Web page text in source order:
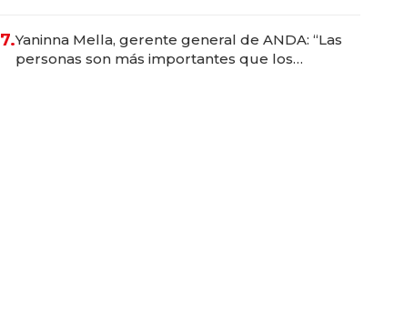
7.Yaninna Mella, gerente general de ANDA: “Las
personas son más importantes que los